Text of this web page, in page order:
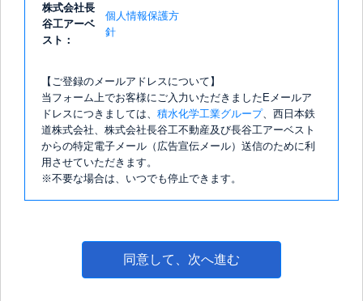
株式会社長
谷工アーベ
スト：
個人情報保護方
針
【ご登録のメールアドレスについて】
当フォーム上でお客様にご入力いただきましたEメールア
ドレスにつきましては、 積水化学工業グループ、西日本鉄
道株式会社、株式会社長谷工不動産及び長谷工アーベスト
からの特定電子メール（広告宣伝メール）送信のために利
用させていただきます。
※不要な場合は、いつでも停止できます。